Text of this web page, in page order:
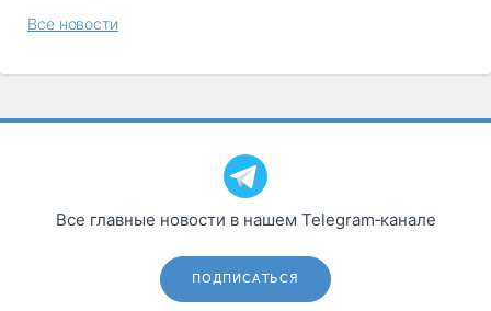
Все новости
Все главные новости в нашем Telegram‑канале
ПОДПИСАТЬСЯ